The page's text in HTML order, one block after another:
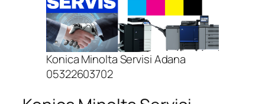
Konica Minolta Servisi Adana
05322603702